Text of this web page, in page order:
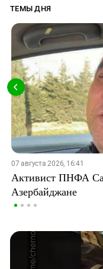
ТЕМЫ ДНЯ
07 августа 2026, 16:41
Активист ПНФА
Азербайджане